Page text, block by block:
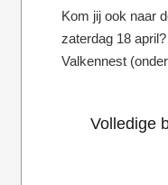
Kom jij ook naar
zaterdag 18
Valkennest
Volledige